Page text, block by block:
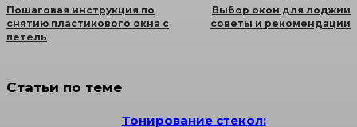
Пошаговая инструкция по
снятию пластикового окна с
петель
Выбор окон для лоджии
советы и рекомендации
Статьи по теме
Тонирование стекол: